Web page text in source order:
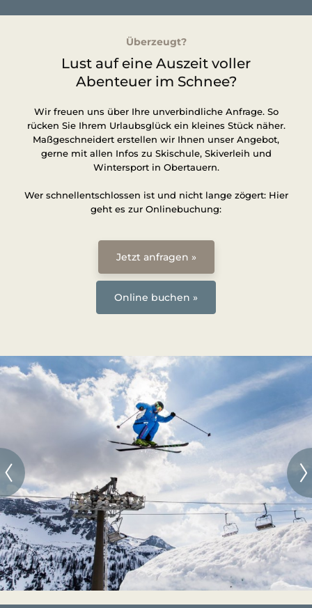
Überzeugt?
Lust auf eine Auszeit voller
Abenteuer im Schnee?
Wir freuen uns über Ihre unverbindliche Anfrage. So
rücken Sie Ihrem Urlaubsglück ein kleines Stück näher.
Maßgeschneidert erstellen wir Ihnen unser Angebot,
gerne mit allen Infos zu Skischule, Skiverleih und
Wintersport in Obertauern.
Wer schnellentschlossen ist und nicht lange zögert: Hier
geht es zur Onlinebuchung:
Jetzt anfragen »
Online buchen »